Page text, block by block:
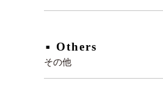
Others
その他